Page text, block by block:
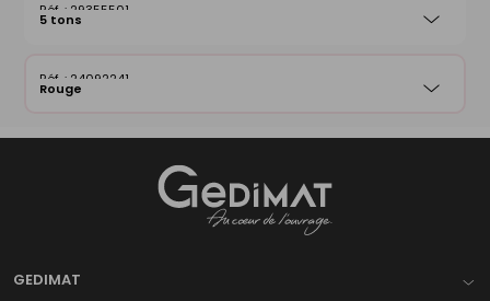
29355501
5 tons
24092241
Rouge
GEDIMAT